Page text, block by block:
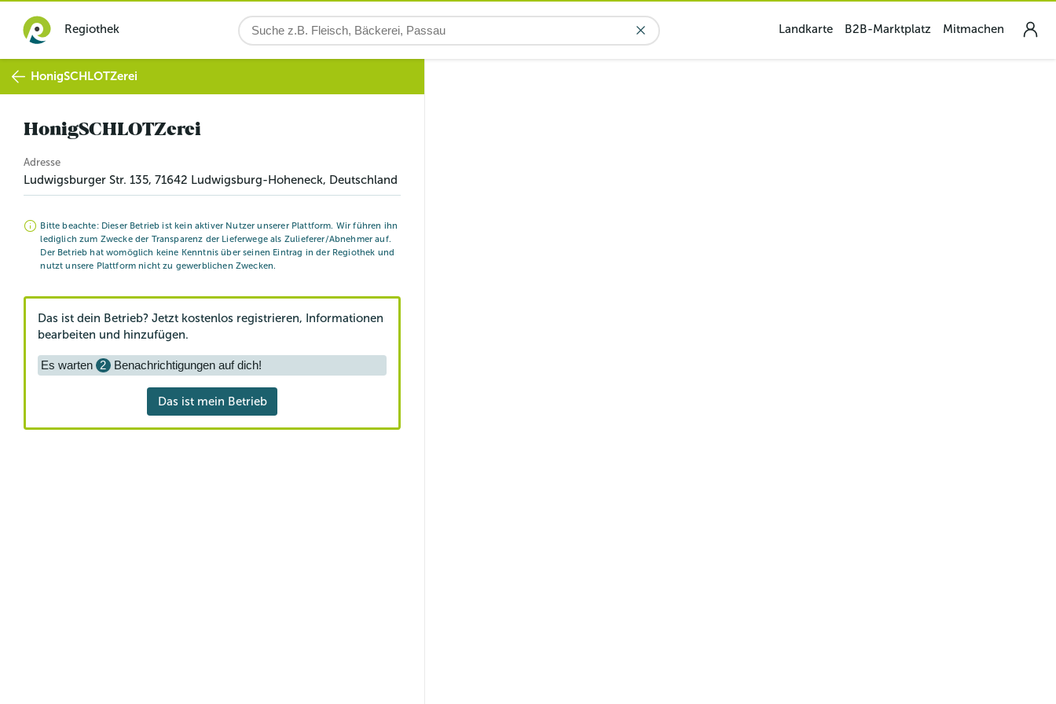
Regiothek Landkarte B2B-Marktplatz Mitmachen
HonigSCHLOTZerei
HonigSCHLOTZerei
Adresse
Ludwigsburger Str. 135, 71642 Ludwigsburg-Hoheneck, Deutschland
Bitte beachte: Dieser Betrieb ist kein aktiver Nutzer unserer Plattform. Wir führen ihn
lediglich zum Zwecke der Transparenz der Lieferwege als Zulieferer/Abnehmer auf.
Der Betrieb hat womöglich keine Kenntnis über seinen Eintrag in der Regiothek und
nutzt unsere Plattform nicht zu gewerblichen Zwecken.
Das ist dein Betrieb? Jetzt kostenlos registrieren, Informationen
bearbeiten und hinzufügen.
Es warten 2 Benachrichtigungen auf dich!
Das ist mein Betrieb